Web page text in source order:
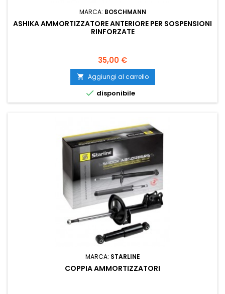
MARCA: BOSCHMANN
ASHIKA AMMORTIZZATORE ANTERIORE PER SOSPENSIONI
RINFORZATE
Prezzo
35,00 €
 Aggiungi al carrello
 disponibile
MARCA: STARLINE
COPPIA AMMORTIZZATORI